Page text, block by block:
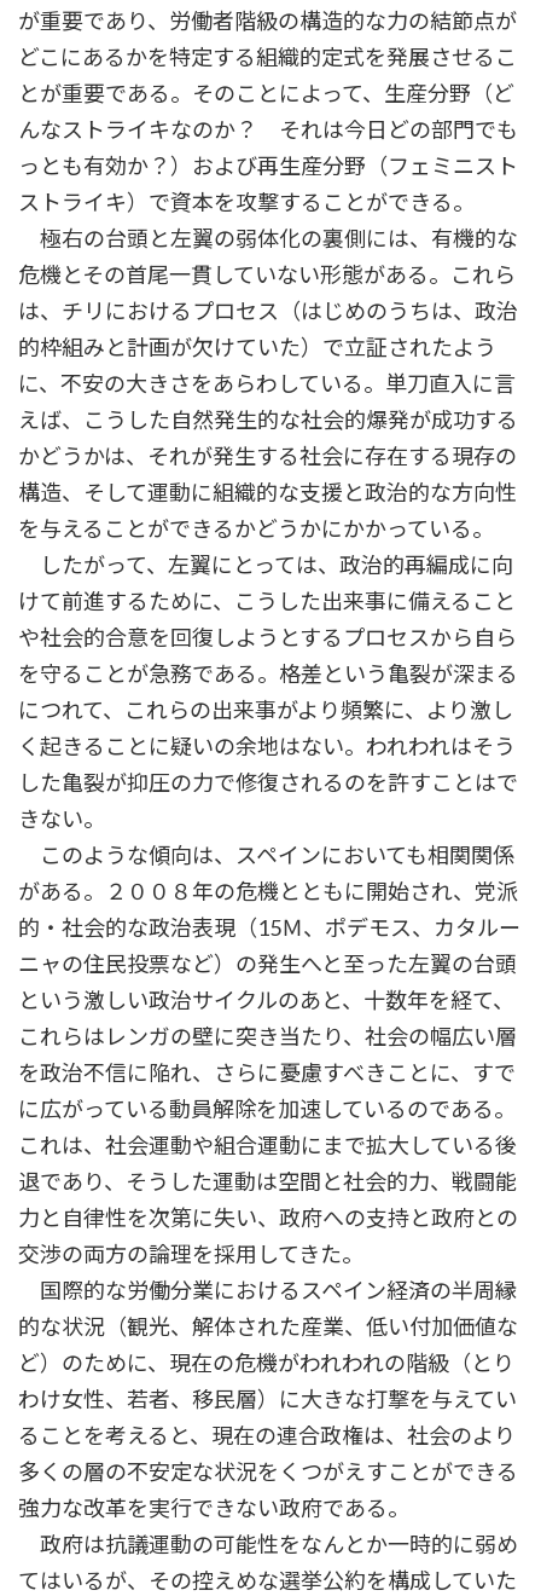
が重要であり、労働者階級の構造的な力の結節点が
どこにあるかを特定する組織的定式を発展させるこ
とが重要である。そのことによって、生産分野（ど
んなストライキなのか？ それは今日どの部門でも
っとも有効か？）および再生産分野（フェミニスト
ストライキ）で資本を攻撃することができる。
極右の台頭と左翼の弱体化の裏側には、有機的な
危機とその首尾一貫していない形態がある。これら
は、チリにおけるプロセス（はじめのうちは、政治
的枠組みと計画が欠けていた）で立証されたよう
に、不安の大きさをあらわしている。単刀直入に言
えば、こうした自然発生的な社会的爆発が成功する
かどうかは、それが発生する社会に存在する現存の
構造、そして運動に組織的な支援と政治的な方向性
を与えることができるかどうかにかかっている。
したがって、左翼にとっては、政治的再編成に向
けて前進するために、こうした出来事に備えること
や社会的合意を回復しようとするプロセスから自ら
を守ることが急務である。格差という亀裂が深まる
につれて、これらの出来事がより頻繁に、より激し
く起きることに疑いの余地はない。われわれはそう
した亀裂が抑圧の力で修復されるのを許すことはで
きない。
このような傾向は、スペインにおいても相関関係
がある。２００８年の危機とともに開始され、党派
的・社会的な政治表現（15Ｍ、ポデモス、カタルー
ニャの住民投票など）の発生へと至った左翼の台頭
という激しい政治サイクルのあと、十数年を経て、
これらはレンガの壁に突き当たり、社会の幅広い層
を政治不信に陥れ、さらに憂慮すべきことに、すで
に広がっている動員解除を加速しているのである。
これは、社会運動や組合運動にまで拡大している後
退であり、そうした運動は空間と社会的力、戦闘能
力と自律性を次第に失い、政府への支持と政府との
交渉の両方の論理を採用してきた。
国際的な労働分業におけるスペイン経済の半周縁
的な状況（観光、解体された産業、低い付加価値な
ど）のために、現在の危機がわれわれの階級（とり
わけ女性、若者、移民層）に大きな打撃を与えてい
ることを考えると、現在の連合政権は、社会のより
多くの層の不安定な状況をくつがえすことができる
強力な改革を実行できない政府である。
政府は抗議運動の可能性をなんとか一時的に弱め
てはいるが、その控えめな選挙公約を構成していた